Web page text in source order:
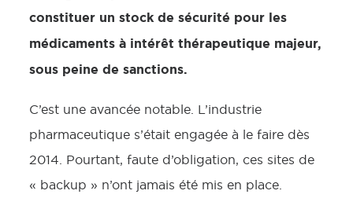
constituer un stock de sécurité pour les
médicaments à intérêt thérapeutique majeur,
sous peine de sanctions.
C’est une avancée notable. L’industrie
pharmaceutique s’était engagée à le faire dès
2014. Pourtant, faute d’obligation, ces sites de
« backup » n’ont jamais été mis en place.